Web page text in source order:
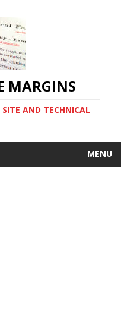
MARGINS
AND TECHNICAL
MENU